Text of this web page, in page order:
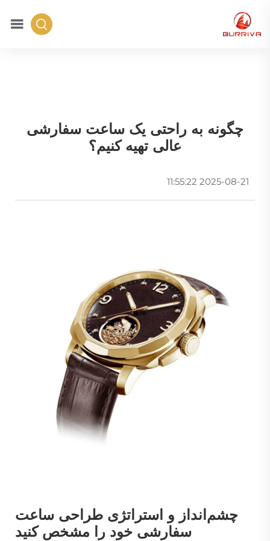
چگونه به راحتی یک ساعت سفارشی
عالی تهیه کنیم؟
2025-08-21 11:55:22
چشم‌انداز و استراتژی طراحی ساعت
سفارشی خود را مشخص کنید